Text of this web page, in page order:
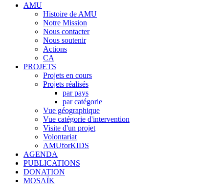
AMU
Histoire de AMU
Notre Mission
Nous contacter
Nous soutenir
Actions
CA
PROJETS
Projets en cours
Projets réalisés
par pays
par catégorie
Vue géographique
Vue catégorie d'intervention
Visite d'un projet
Volontariat
AMUforKIDS
AGENDA
PUBLICATIONS
DONATION
MOSAÏK